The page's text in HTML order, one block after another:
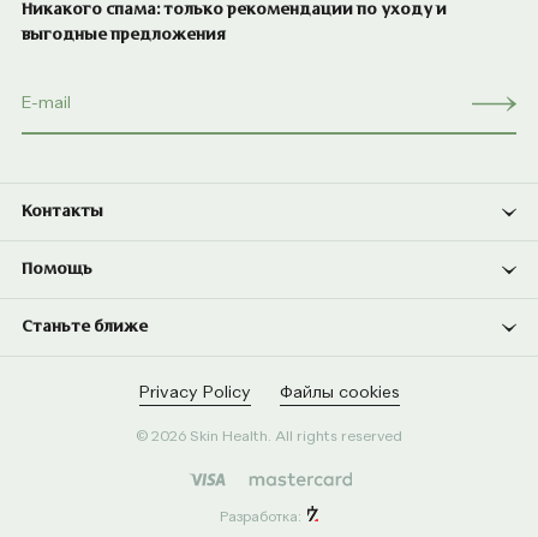
Никакого спама: только рекомендации по уходу и
выгодные предложения
Контакты
Помощь
Станьте ближе
Privacy Policy Файлы cookies
© 2026 Skin Health. All rights reserved
Разработка: